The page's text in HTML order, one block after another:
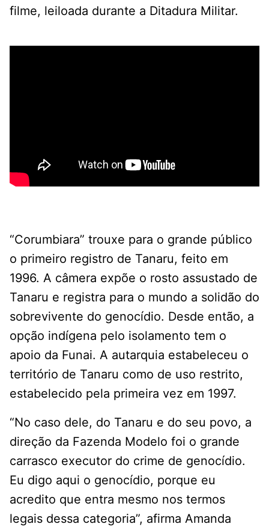
filme, leiloada durante a Ditadura Militar.
“Corumbiara” trouxe para o grande público
o primeiro registro de Tanaru, feito em
1996. A câmera expõe o rosto assustado de
Tanaru e registra para o mundo a solidão do
sobrevivente do genocídio. Desde então, a
opção indígena pelo isolamento tem o
apoio da Funai. A autarquia estabeleceu o
território de Tanaru como de uso restrito,
estabelecido pela primeira vez em 1997.
“No caso dele, do Tanaru e do seu povo, a
direção da Fazenda Modelo foi o grande
carrasco executor do crime de genocídio.
Eu digo aqui o genocídio, porque eu
acredito que entra mesmo nos termos
legais dessa categoria”, afirma Amanda